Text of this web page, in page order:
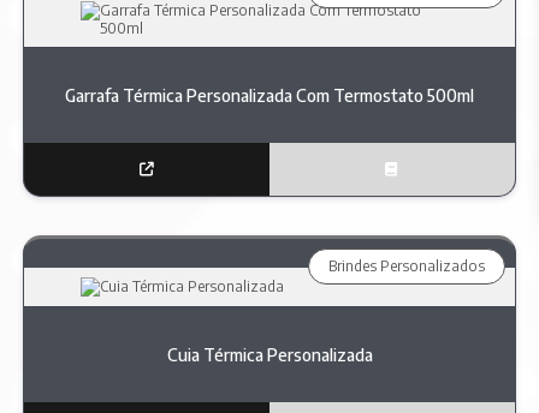
Garrafa Térmica Personalizada Com Termostato 500ml
Cuia Térmica Personalizada
Brindes Personalizados